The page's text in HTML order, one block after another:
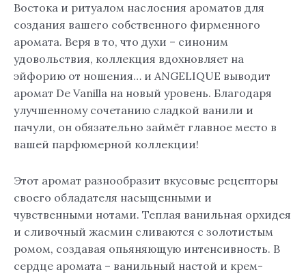
Востока и ритуалом наслоения ароматов для
создания вашего собственного фирменного
аромата. Веря в то, что духи – синоним
удовольствия, коллекция вдохновляет на
эйфорию от ношения… и ANGELIQUE выводит
аромат De Vanilla на новый уровень. Благодаря
улучшенному сочетанию сладкой ванили и
пачули, он обязательно займёт главное место в
вашей парфюмерной коллекции!
Этот аромат разнообразит вкусовые рецепторы
своего обладателя насыщенными и
чувственными нотами. Теплая ванильная орхидея
и сливочный жасмин сливаются с золотистым
ромом, создавая опьяняющую интенсивность. В
сердце аромата – ванильный настой и крем-